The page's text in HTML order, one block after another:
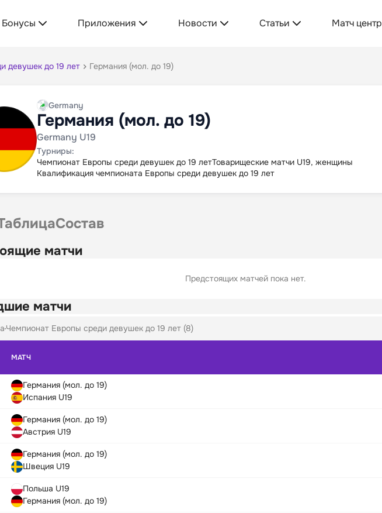
Бонусы Приложения Новости Статьи Матч центр
девушек до 19 лет Германия (мол. до 19)
Germany
Германия (мол. до 19)
Germany U19
Турниры:
Чемпионат Европы среди девушек до 19 летТоварищеские матчи U19, женщины
Квалификация чемпионата Европы среди девушек до 19 лет
Состав
матчи
Предстоящих матчей пока нет.
матчи
Чемпионат Европы среди девушек до 19 лет (8)
МАТЧ
Германия (мол. до 19)
Испания U19
Германия (мол. до 19)
Австрия U19
Германия (мол. до 19)
Швеция U19
Польша U19
Германия (мол. до 19)